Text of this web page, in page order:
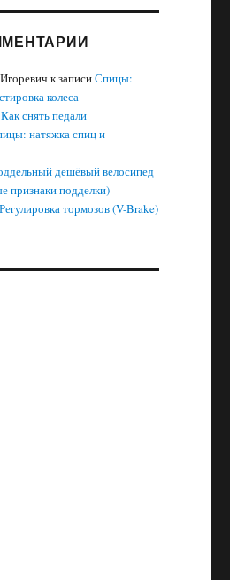
к записиСпицы:
колеса
Как снять педали
натяжка спиц и
дешёвый велосипед
признаки подделки)
Регулировка тормозов (V-Brake)